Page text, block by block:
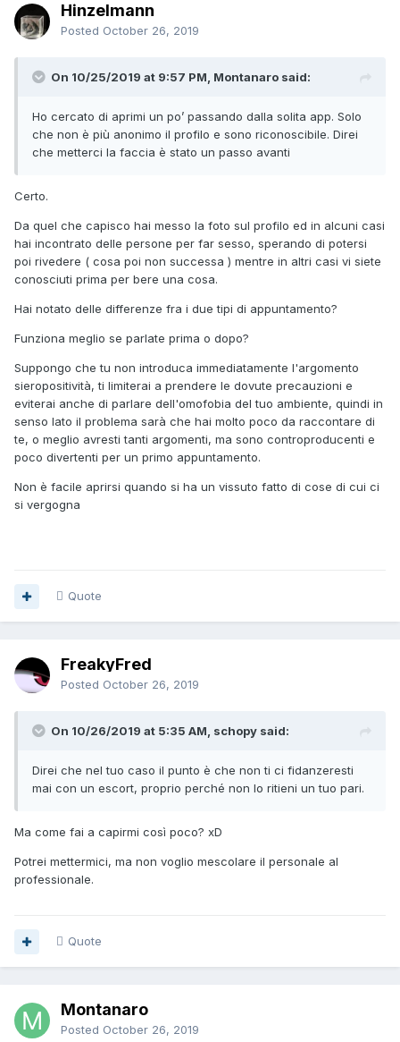
Hinzelmann
Posted October 26, 2019
On 10/25/2019 at 9:57 PM, Montanaro said:
Ho cercato di aprimi un po’ passando dalla solita app. Solo
che non è più anonimo il profilo e sono riconoscibile. Direi
che metterci la faccia è stato un passo avanti
Certo.
Da quel che capisco hai messo la foto sul profilo ed in alcuni casi
hai incontrato delle persone per far sesso, sperando di potersi
poi rivedere ( cosa poi non successa ) mentre in altri casi vi siete
conosciuti prima per bere una cosa.
Hai notato delle differenze fra i due tipi di appuntamento?
Funziona meglio se parlate prima o dopo?
Suppongo che tu non introduca immediatamente l'argomento
sieropositività, ti limiterai a prendere le dovute precauzioni e
eviterai anche di parlare dell'omofobia del tuo ambiente, quindi in
senso lato il problema sarà che hai molto poco da raccontare di
te, o meglio avresti tanti argomenti, ma sono controproducenti e
poco divertenti per un primo appuntamento.
Non è facile aprirsi quando si ha un vissuto fatto di cose di cui ci
si vergogna
Quote
FreakyFred
Posted October 26, 2019
On 10/26/2019 at 5:35 AM, schopy said:
Direi che nel tuo caso il punto è che non ti ci fidanzeresti
mai con un escort, proprio perché non lo ritieni un tuo pari.
Ma come fai a capirmi così poco? xD
Potrei mettermici, ma non voglio mescolare il personale al
professionale.
Quote
Montanaro
Posted October 26, 2019